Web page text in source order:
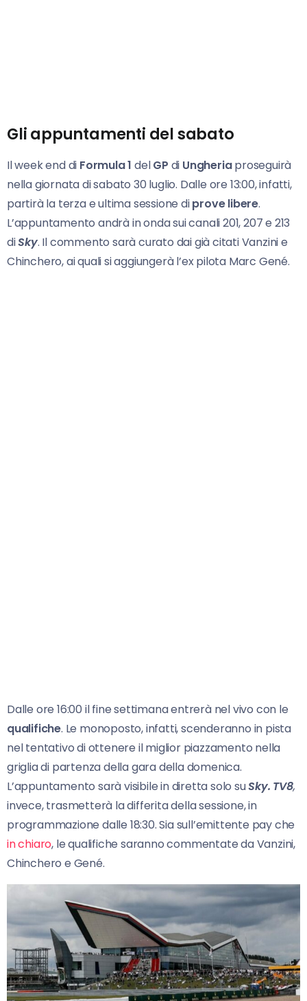
Gli appuntamenti del sabato
Il week end di Formula 1 delGP di Ungheriaproseguirà
nella giornata di sabato 30 luglio. Dalle ore 13:00, infatti,
partirà la terza e ultima sessione diprove libere.
L’appuntamento andrà in onda sui canali 201, 207 e 213
diSky. Il commento sarà curato dai già citati Vanzini e
Chinchero, ai quali si aggiungerà l’ex pilota Marc Gené.
Dalle ore 16:00 il fine settimana entrerà nel vivo con le
qualifiche. Le monoposto, infatti, scenderanno in pista
nel tentativo di ottenere il miglior piazzamento nella
griglia di partenza della gara della domenica.
L’appuntamento sarà visibile in diretta solo suSky. TV8,
invece, trasmetterà la differita della sessione, in
programmazione dalle 18:30. Sia sull’emittente pay che
in chiaro, le qualifiche saranno commentate da Vanzini,
Chinchero e Gené.